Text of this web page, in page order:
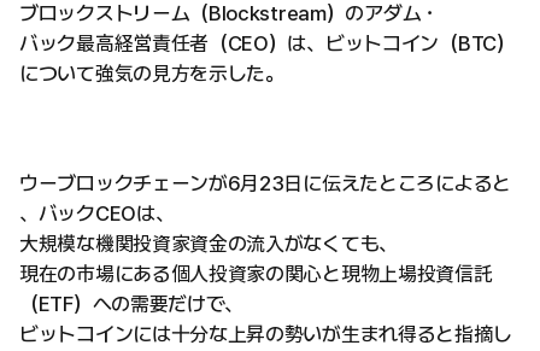
ブロックストリーム（Blockstream）のアダム・
バック最高経営責任者（CEO）は、ビットコイン（BTC）
について強気の見方を示した。
ウーブロックチェーンが6月23日に伝えたところによると
、バックCEOは、
大規模な機関投資家資金の流入がなくても、
現在の市場にある個人投資家の関心と現物上場投資信託
（ETF）への需要だけで、
ビットコインには十分な上昇の勢いが生まれ得ると指摘し